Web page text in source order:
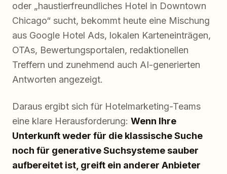
oder „haustierfreundliches Hotel in Downtown
Chicago“ sucht, bekommt heute eine Mischung
aus Google Hotel Ads, lokalen Karteneinträgen,
OTAs, Bewertungsportalen, redaktionellen
Treffern und zunehmend auch AI-generierten
Antworten angezeigt.
Daraus ergibt sich für Hotelmarketing-Teams
eine klare Herausforderung: Wenn Ihre
Unterkunft weder für die klassische Suche
noch für generative Suchsysteme sauber
aufbereitet ist, greift ein anderer Anbieter